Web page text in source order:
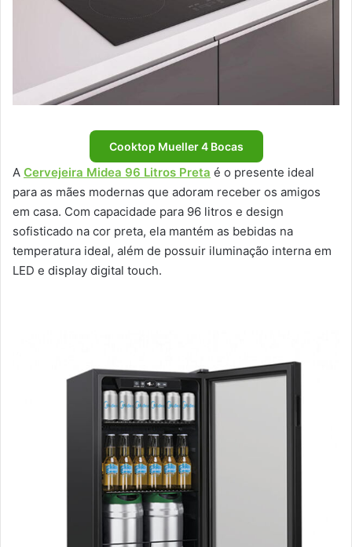
Cooktop Mueller 4 Bocas
A Cervejeira Midea 96 Litros Preta é o presente ideal
para as mães modernas que adoram receber os amigos
em casa. Com capacidade para 96 litros e design
sofisticado na cor preta, ela mantém as bebidas na
temperatura ideal, além de possuir iluminação interna em
LED e display digital touch.